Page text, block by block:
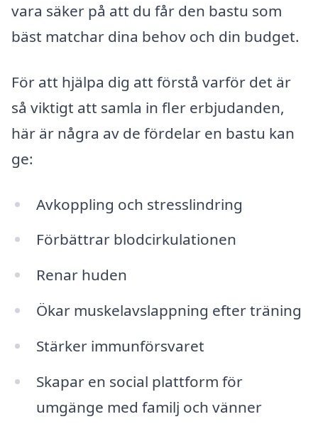
vara säker på att du får den bastu som
bäst matchar dina behov och din budget.
För att hjälpa dig att förstå varför det är
så viktigt att samla in fler erbjudanden,
här är några av de fördelar en bastu kan
ge:
Avkoppling och stresslindring
Förbättrar blodcirkulationen
Renar huden
Ökar muskelavslappning efter träning
Stärker immunförsvaret
Skapar en social plattform för
umgänge med familj och vänner